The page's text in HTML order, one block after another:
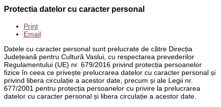
Protectia datelor cu caracter personal
Print
Email
Datele cu caracter personal sunt prelucrate de către Direcția
Județeană pentru Cultură Vaslui, cu respectarea prevederilor
Regulamentului (UE) nr. 679/2016 privind protecția persoanelor
fizice în ceea ce privește prelucrarea datelor cu caracter personal și
privind libera circulație a acestor date, precum și ale Legii nr.
677/2001 pentru protecția persoanelor cu privire la prelucrarea
datelor cu caracter personal și libera circulație a acestor date.